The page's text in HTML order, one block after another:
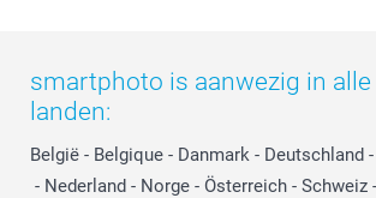
smartphoto is aanwezig in alle
landen:
België - Belgique - Danmark - Deutschland -
- Nederland - Norge - Österreich - Schweiz -